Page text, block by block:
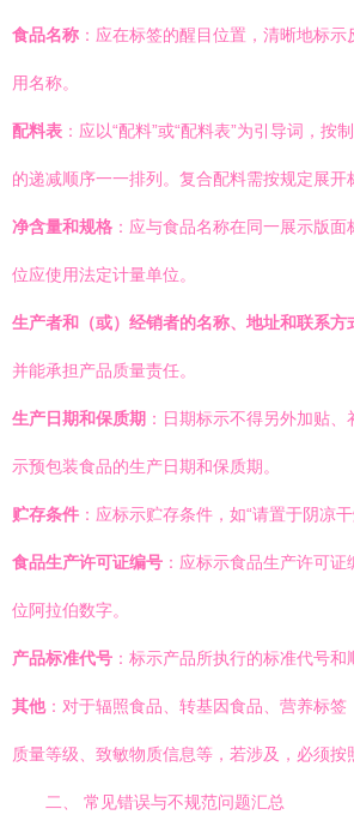
食品名称 ：应在标签的醒目位置，清晰地标
用名称。
配料表 ：应以“配料”或“配料表”为引导词，按
的递减顺序一一排列。复合配料需按规定展开
净含量和规格 ：应与食品名称在同一展示版
位应使用法定计量单位。
生产者和（或）经销者的名称、地址和联系方
并能承担产品质量责任。
生产日期和保质期 ：日期标示不得另外加贴
示预包装食品的生产日期和保质期。
贮存条件 ：应标示贮存条件，如“请置于阴凉干
食品生产许可证编号 ：应标示食品生产许可证
位阿拉伯数字。
产品标准代号 ：标示产品所执行的标准代号和
其他：对于辐照食品、转基因食品、营养标签
质量等级、致敏物质信息等，若涉及，必须按
二、 常见错误与不规范问题汇总